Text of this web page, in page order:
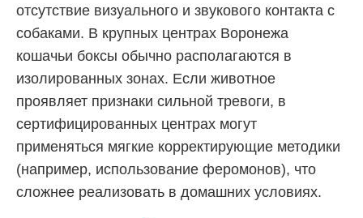
отсутствие визуального и звукового контакта с
собаками. В крупных центрах Воронежа
кошачьи боксы обычно располагаются в
изолированных зонах. Если животное
проявляет признаки сильной тревоги, в
сертифицированных центрах могут
применяться мягкие корректирующие методики
(например, использование феромонов), что
сложнее реализовать в домашних условиях.